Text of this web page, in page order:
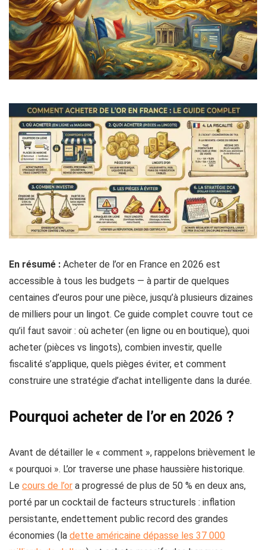
En résumé : Acheter de l’or en France en 2026 est
accessible à tous les budgets — à partir de quelques
centaines d’euros pour une pièce, jusqu’à plusieurs dizaines
de milliers pour un lingot. Ce guide complet couvre tout ce
qu’il faut savoir : où acheter (en ligne ou en boutique), quoi
acheter (pièces vs lingots), combien investir, quelle
fiscalité s’applique, quels pièges éviter, et comment
construire une stratégie d’achat intelligente dans la durée.
Pourquoi acheter de l’or en 2026 ?
Avant de détailler le « comment », rappelons brièvement le
« pourquoi ». L’or traverse une phase haussière historique.
Le cours de l’or a progressé de plus de 50 % en deux ans,
porté par un cocktail de facteurs structurels : inflation
persistante, endettement public record des grandes
économies (la dette américaine dépasse les 37 000